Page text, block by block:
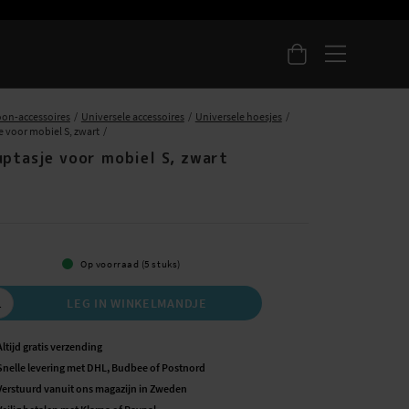
accessoires Universele accessoires
Universele hoesjes
voor mobiel S, zwart
voor mobiel S, zwart
Op voorraad (5 stuks)
LEG IN WINKELMANDJE
gratis verzending
levering met DHL, Budbee of Postnord
vanuit ons magazijn in Zweden